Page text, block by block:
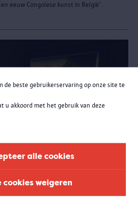
de beste gebruikerservaring op onze site te
u akkoord met het gebruik van deze
alle cookies
cookies weigeren
eeuw Congolese kunst in België'.
'100 x Congo' te komen kijken in het